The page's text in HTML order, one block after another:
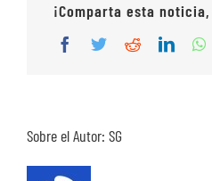
¡Comparta esta
Facebook
TwitterReddit
Sobre el Autor: SG